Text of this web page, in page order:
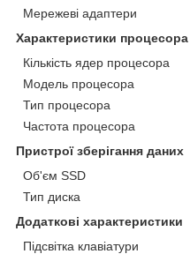
Мережеві адаптери
Характеристики процесора
Кількість ядер процесора
Модель процесора
Тип процесора
Частота процесора
Пристрої зберігання даних
Об'єм SSD
Тип диска
Додаткові характеристики
Підсвітка клавіатури